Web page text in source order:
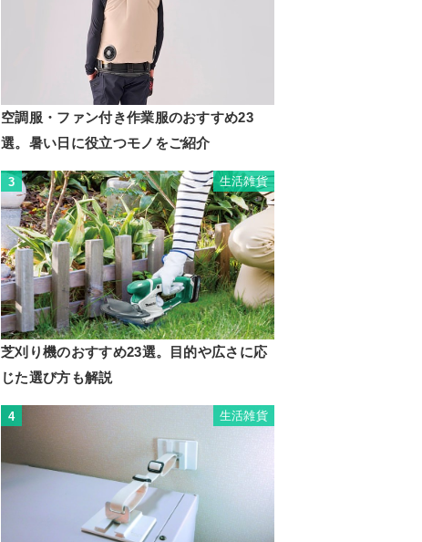
空調服・ファン付き作業服のおすすめ23
選。暑い日に役立つモノをご紹介
3 生活雑貨
芝刈り機のおすすめ23選。目的や広さに応
じた選び方も解説
4 生活雑貨